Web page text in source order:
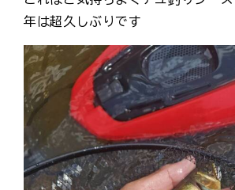
年は超久しぶりです